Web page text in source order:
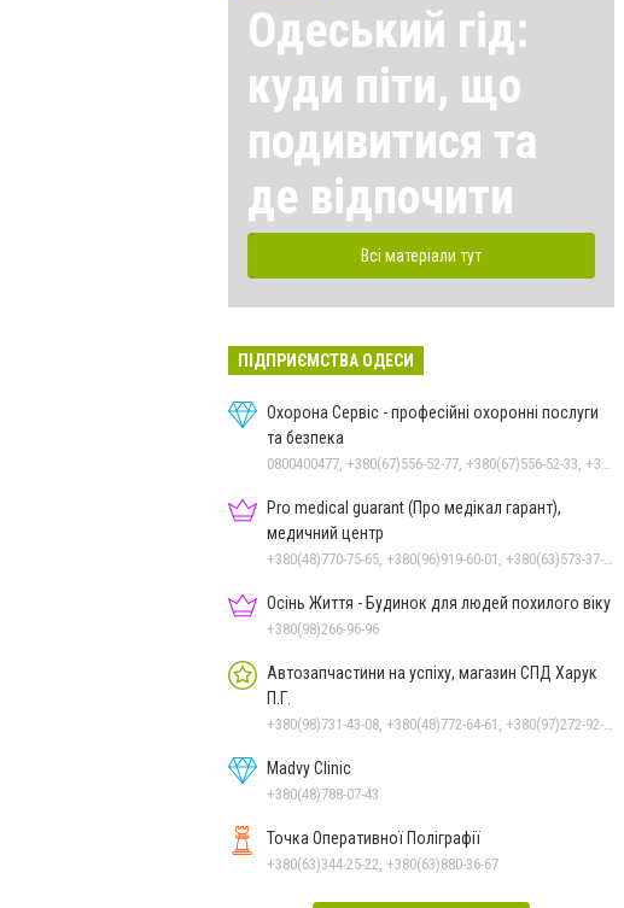
Одеський гід:
куди піти, що
подивитися та
де відпочити
Всі матеріали тут
ПІДПРИЄМСТВА ОДЕСИ
Охорона Сервіс - професійні охоронні послуги
та безпека
Pro medical guarant (Про медікал гарант),
медичний центр
Осінь Життя - Будинок для людей похилого віку
+380(98)266-96-96
Автозапчастини на успіху, магазин СПД Харук
П.Г.
Madvy Clinic
+380(48)788-07-43
Точка Оперативної Поліграфії
+380(63)344-25-22, +380(63)880-36-67